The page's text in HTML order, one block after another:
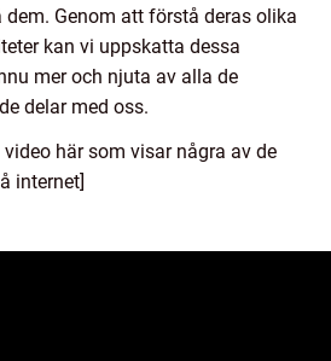
Genom att förstå deras olika
kan vi uppskatta dessa
mer och njuta av alla de
delar med oss.
video här som visar några av de
internet]